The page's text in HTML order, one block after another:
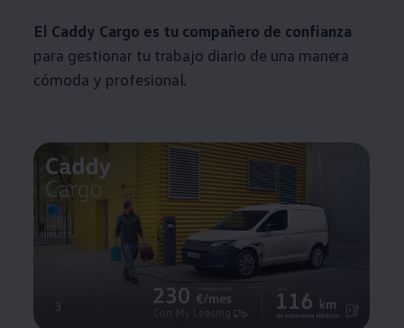
El Caddy Cargo es tu compañero de confianza
para gestionar tu trabajo diario de una manera
cómoda y profesional.
3